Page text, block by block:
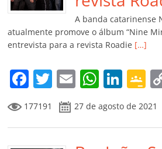
k
o
A banda catarinense
atualmente promove o álbum “Nine
entrevista para a revista Roadie […]
F
a
c
e
T
w
itt
er
E
m
ai
l
W
at
s
Li
n
k
e
G
o
o
gl
177191 27 de agosto de 2021